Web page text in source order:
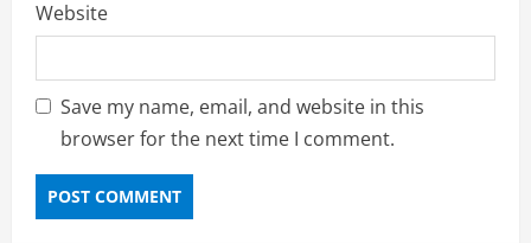
Website
Save my name, email, and website in this
browser for the next time I comment.